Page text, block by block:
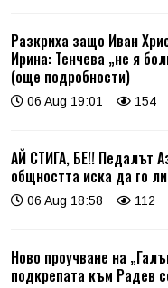
Разкриха защо Иван
Ирина: Тенчева „не я
(още подробности)
06 Aug 19:01 154
АЙ СТИГА, БЕ!! Педалът
общността иска да го
06 Aug 18:58 112
Ново проучване на
подкрепата към Радев